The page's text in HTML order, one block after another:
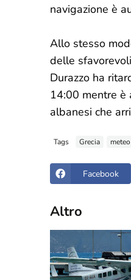
navigazione è
Allo stesso
delle
Durazzo ha
14:00 mentre è
albanesi che
Tags Grecia meteo
Facebook
Altro